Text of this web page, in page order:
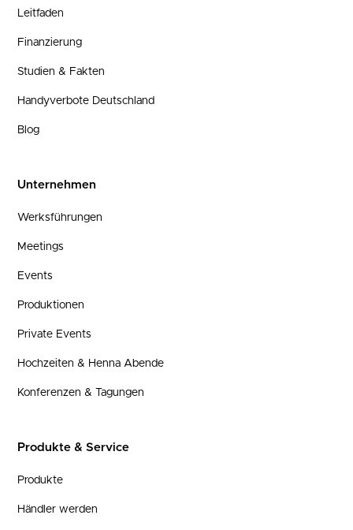
Leitfaden
Finanzierung
Studien & Fakten
Handyverbote Deutschland
Blog
Unternehmen
Werksführungen
Meetings
Events
Produktionen
Private Events
Hochzeiten & Henna Abende
Konferenzen & Tagungen
Produkte & Service
Produkte
Händler werden